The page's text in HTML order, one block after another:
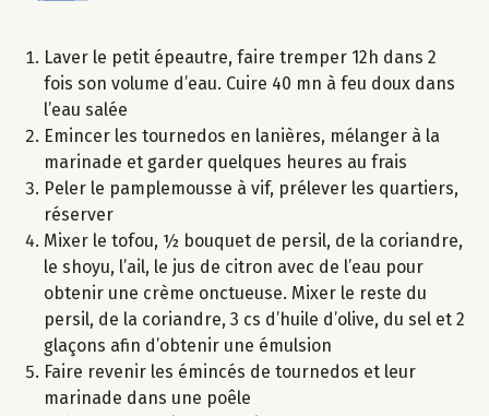
Laver le petit épeautre, faire tremper 12h dans 2
fois son volume d’eau. Cuire 40 mn à feu doux dans
l’eau salée
Emincer les tournedos en lanières, mélanger à la
marinade et garder quelques heures au frais
Peler le pamplemousse à vif, prélever les quartiers,
réserver
Mixer le tofou, ½ bouquet de persil, de la coriandre,
le shoyu, l’ail, le jus de citron avec de l’eau pour
obtenir une crème onctueuse. Mixer le reste du
persil, de la coriandre, 3 cs d’huile d’olive, du sel et 2
glaçons afin d’obtenir une émulsion
Faire revenir les émincés de tournedos et leur
marinade dans une poêle